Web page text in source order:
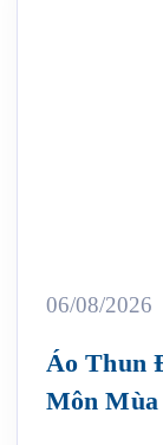
06/08/2026
Áo Thun
Môn Mùa